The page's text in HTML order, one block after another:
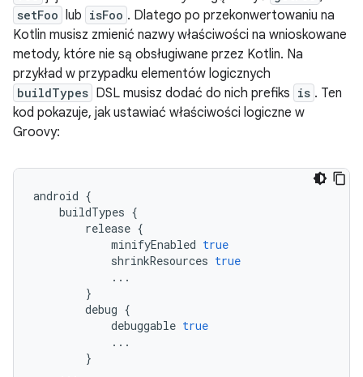
setFoo lub isFoo . Dlatego po przekonwertowaniu na
Kotlin musisz zmienić nazwy właściwości na wnioskowane
metody, które nie są obsługiwane przez Kotlin. Na
przykład w przypadku elementów logicznych
buildTypes DSL musisz dodać do nich prefiks is . Ten
kod pokazuje, jak ustawiać właściwości logiczne w
Groovy:
android {
buildTypes {
release {
minifyEnabled true
shrinkResources true
...
}
debug {
debuggable true
...
}